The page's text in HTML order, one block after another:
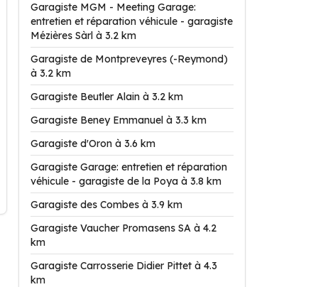
Garagiste MGM - Meeting Garage:
entretien et réparation véhicule - garagiste
Mézières Sàrl à 3.2 km
Garagiste de Montpreveyres (-Reymond)
à 3.2 km
Garagiste Beutler Alain à 3.2 km
Garagiste Beney Emmanuel à 3.3 km
Garagiste d'Oron à 3.6 km
Garagiste Garage: entretien et réparation
véhicule - garagiste de la Poya à 3.8 km
Garagiste des Combes à 3.9 km
Garagiste Vaucher Promasens SA à 4.2
km
Garagiste Carrosserie Didier Pittet à 4.3
km